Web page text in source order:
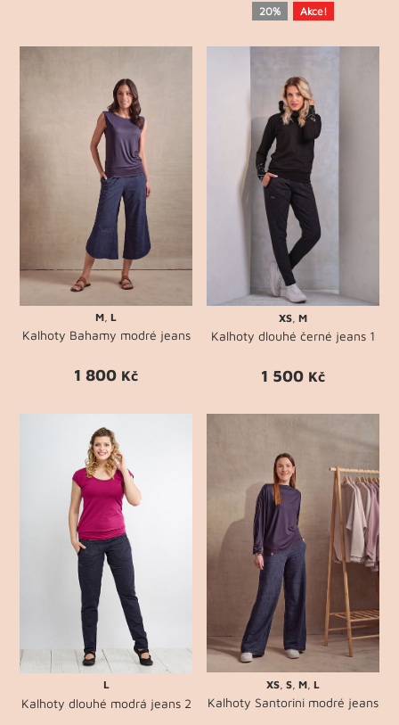
20% Akce!
M ,L
Kalhoty Bahamy modré jeans
1 800 Kč
XS, M
Kalhoty dlouhé černé jeans 1
1 500 Kč
L
Kalhoty dlouhé modrá jeans 2
XS, S, M, L
Kalhoty Santorini modré jeans